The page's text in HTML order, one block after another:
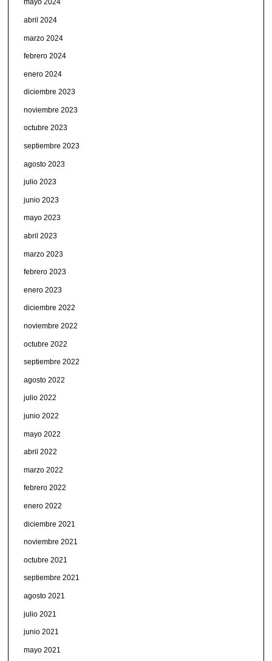
mayo 2024
abril 2024
marzo 2024
febrero 2024
enero 2024
diciembre 2023
noviembre 2023
octubre 2023
septiembre 2023
agosto 2023
julio 2023
junio 2023
mayo 2023
abril 2023
marzo 2023
febrero 2023
enero 2023
diciembre 2022
noviembre 2022
octubre 2022
septiembre 2022
agosto 2022
julio 2022
junio 2022
mayo 2022
abril 2022
marzo 2022
febrero 2022
enero 2022
diciembre 2021
noviembre 2021
octubre 2021
septiembre 2021
agosto 2021
julio 2021
junio 2021
mayo 2021